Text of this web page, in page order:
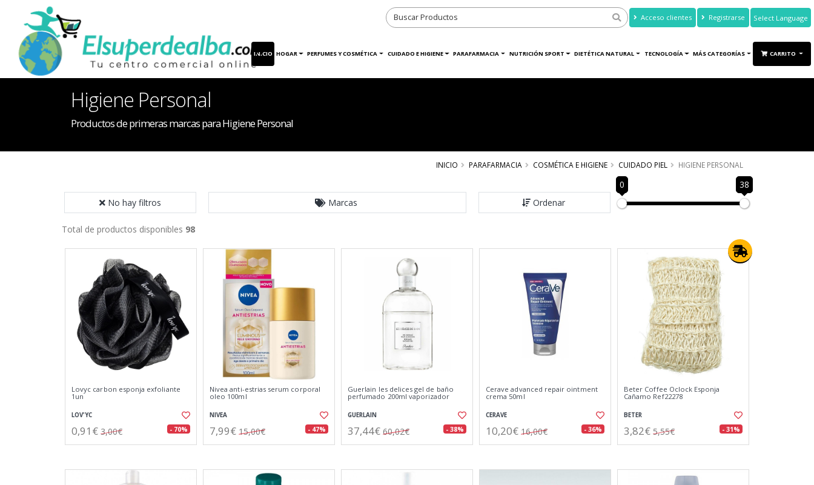
Acceso clientes Registrarse
Translate
INICIO HOGAR PERFUMES Y COSMÉTICA CUIDADO E HIGIENE PARAFARMACIA NUTRICIÓN SPORT DIETÉTICA NATURAL TECNOLOGÍA MÁS CATEGORÍAS CARRITO
Higiene Personal
Productos de primeras marcas para Higiene Personal
INICIO PARAFARMACIA COSMÉTICA E HIGIENE CUIDADO PIEL HIGIENE PERSONAL
No hay filtros Marcas Ordenar
0 38
Total de productos disponibles 98
Lovyc carbon esponja exfoliante
1un
LOV'YC
0,91€ 3,00€ - 70%
Nivea anti-estrias serum corporal
oleo 100ml
NIVEA
7,99€ 15,00€ - 47%
Guerlain les delices gel de baño
perfumado 200ml vaporizador
GUERLAIN
37,44€ 60,02€ - 38%
Cerave advanced repair ointment
crema 50ml
CERAVE
10,20€ 16,00€ - 36%
Beter Coffee Oclock Esponja
Cañamo Ref22278
BETER
3,82€ 5,55€ - 31%